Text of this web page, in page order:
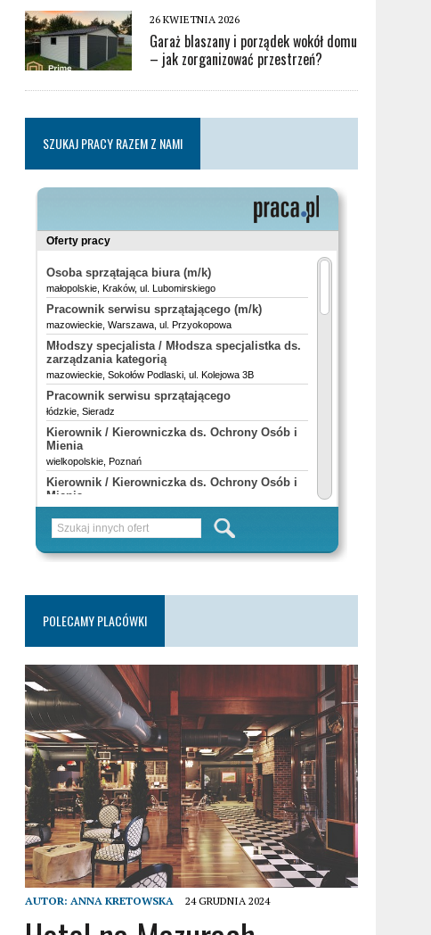
26 KWIETNIA 2026
Garaż blaszany i porządek wokół domu
– jak zorganizować przestrzeń?
SZUKAJ PRACY RAZEM Z NAMI
POLECAMY PLACÓWKI
AUTOR: ANNA KRETOWSKA 24 GRUDNIA 2024